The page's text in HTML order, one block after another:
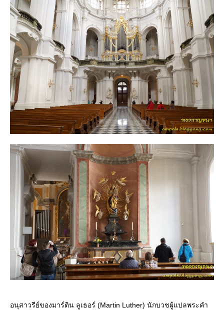
อนุสาวรีย์ของมาร์ติน ลูเธอร์ (Martin Luther) นักบวชผู้แปลพระคำ